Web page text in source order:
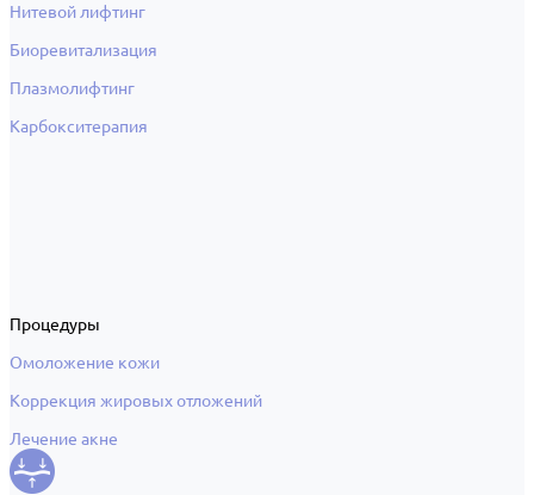
Нитевой лифтинг
Биоревитализация
Плазмолифтинг
Карбокситерапия
Процедуры
Омоложение кожи
Коррекция жировых отложений
Лечение акне